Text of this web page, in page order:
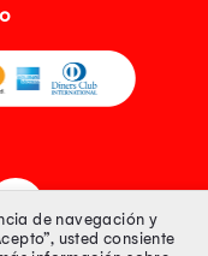
de navegación y
usted consiente